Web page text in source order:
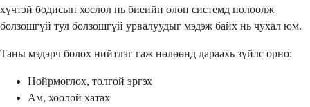
хүчтэй бодисын хослол нь биеийн олон системд нөлөөлж
болзошгүй тул болзошгүй урвалуудыг мэдэж байх нь чухал юм.
Таны мэдэрч болох нийтлэг гаж нөлөөнд дараахь зүйлс орно:
Нойрмоглох, толгой эргэх
Ам, хоолой хатах